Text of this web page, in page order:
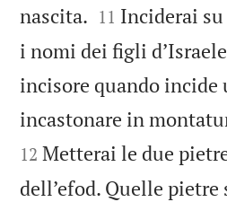
nascita. 

11 Inciderai
i nomi dei figli
incisore quando
incastonare in
12 Metterai le due
dell’efod. Quelle pietre